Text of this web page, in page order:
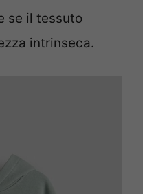
se il tessuto
intrinseca.